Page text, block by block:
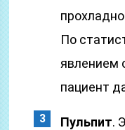
По
явлением
пациент
Пульпит.